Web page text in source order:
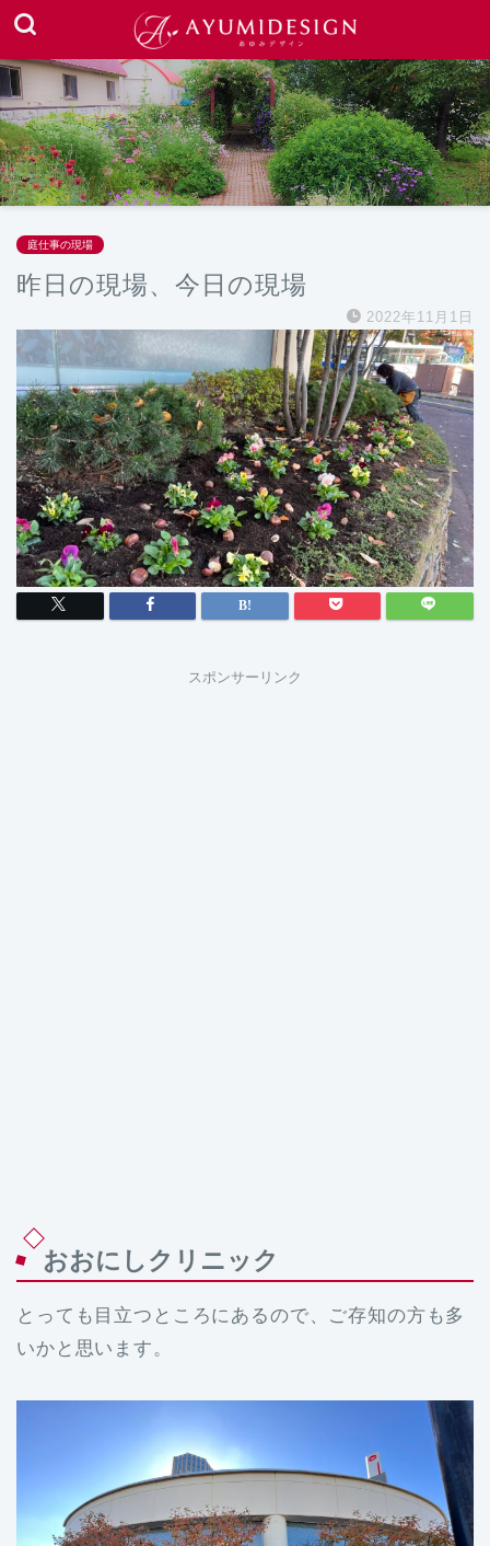
庭仕事の現場
昨日の現場、今日の現場
2022年11月1日
スポンサーリンク
おおにしクリニック
とっても目立つところにあるので、ご存知の方も多
いかと思います。